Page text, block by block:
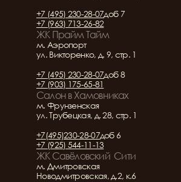
+7 (495) 230-28-07доб 7
+7 (963) 713-26-82
ЖК Прайм Тайм
м. Аэропорт
ул. Викторенко, д. 9, стр. 1
+7 (495) 230-28-07доб 8
+7 (903) 175-65-81
Салон в Хамовниках
м. Фрунзенская
ул. Трубецкая, д. 28, стр. 1
+7(495)230-28-07доб 6
+7 (925) 544-11-13
ЖК Савёловский  Сити
м. Дмитровская
Новодмитровская, д.2, к.6